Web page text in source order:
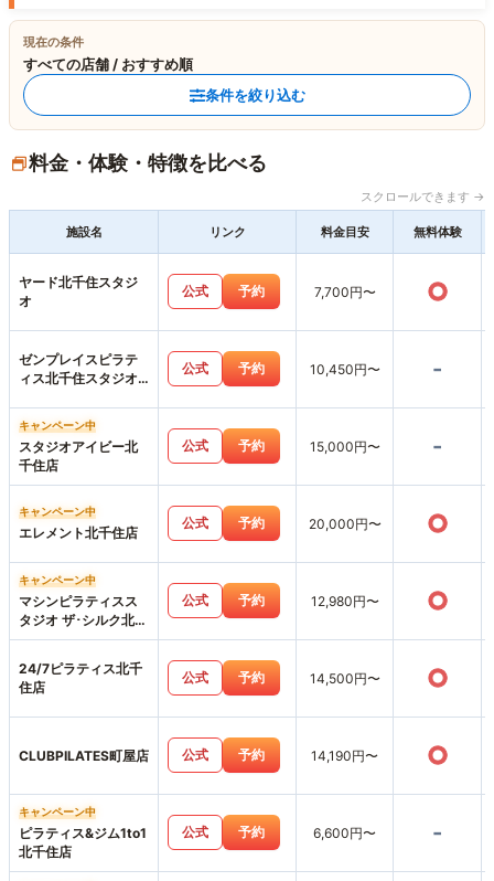
現在の条件
すべての店舗 / おすすめ順
条件を絞り込む
料金・体験・特徴を比べる
スクロールできます →
施設名 リンク 料金目安 無料体験
ヤード北千住スタジ
オ
公式 予約 7,700円〜 ○
ゼンプレイスピラテ
ィス北千住スタジオ
公式 予約 10,450円〜 -
キャンペーン中
スタジオアイビー北
千住店
公式 予約 15,000円〜 -
キャンペーン中
エレメント北千住店
公式 予約 20,000円〜 ○
キャンペーン中
マシンピラティスス
タジオ ザ･シルク北千
住店
公式 予約 12,980円〜 ○
24/7ピラティス北千
住店
公式 予約 14,500円〜 ○
CLUBPILATES町屋店 公式 予約 14,190円〜 ○
キャンペーン中
ピラティス&ジム1to1
北千住店
公式 予約 6,600円〜 -